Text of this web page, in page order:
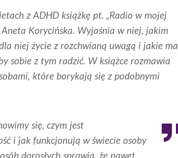
z ADHD książkę pt. „Radio w mojej
Aneta Korycińska. Wyjaśnia w niej, jakim
niej życie z rozchwianą uwagą i jakie ma
sobie z tym radzić. W książce rozmawia
które borykają się z podobnymi
się, czym jest
i jak funkcjonują w świecie osoby
dorosłych sprawia, że nawet